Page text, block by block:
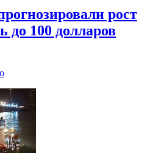
рост
до 100 долларов